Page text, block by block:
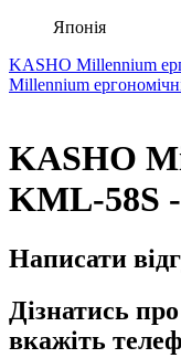
Японія
KASHO Millennium
Millennium
KASHO
KML-58S
Написати
Дізнатись
вкажіть